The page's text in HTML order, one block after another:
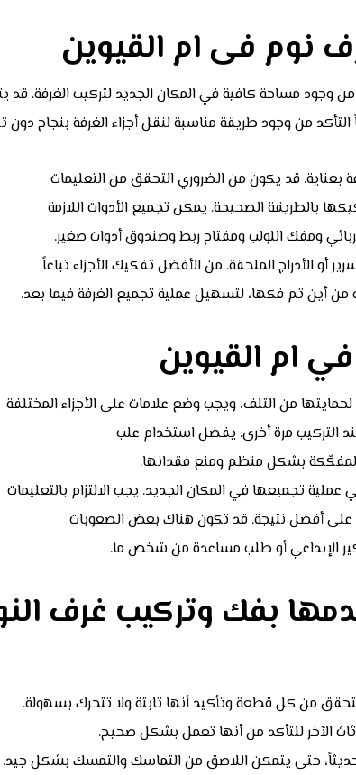
نوم فى ام القيوين
وجود مساحة كافية في المكان الجديد لتركيب الغرفة. قد
من وجود طريقة مناسبة لنقل أجزاء الغرفة بنجاح دون
بعناية. قد يكون من الضروري التحقق من التعليمات
بالطريقة الصحيحة. يمكن تجميع الأدوات اللازمة
ومفك اللولب ومفتاح ربط وصندوق أدوات صغير.
أو الأدراج الملحقة. من الأفضل تفكيك الأجزاء تباعاً
أين تم فكها، لتسهيل عملية تجميع الغرفة فيما بعد.
ام القيوين
من التلف، ويجب وضع علامات على الأجزاء المختلفة
التركيب مرة أخرى. يفضل استخدام علب
المفكّكة بشكل منظم ومنع فقدانها.
تجميعها في المكان الجديد. يجب الالتزام بالتعليمات
على أفضل نتيجة. قد تكون هناك بعض الصعوبات
الإبداعي أو طلب مساعدة من شخص ما.
بفك وتركيب غرف
من كل قطعة وتأكيد أنها ثابتة ولا تتحرك بسهولة.
الآخر للتأكد من أنها تعمل بشكل صحيح.
حديثاً، حتى يتمكن اللاصق من التماسك والتمسك بشكل